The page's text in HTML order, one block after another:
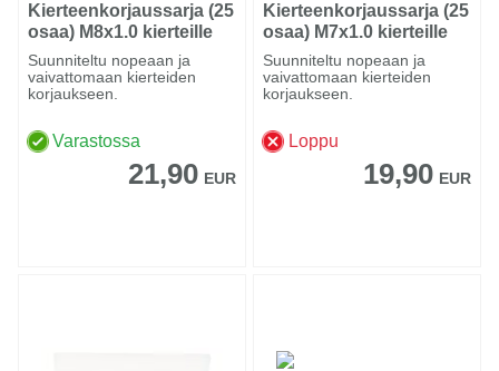
Kierteenkorjaussarja (25
osaa) M8x1.0 kierteille
Suunniteltu nopeaan ja
vaivattomaan kierteiden
korjaukseen.
Varastossa
21,90 EUR
Kierteenkorjaussarja (25
osaa) M7x1.0 kierteille
Suunniteltu nopeaan ja
vaivattomaan kierteiden
korjaukseen.
Loppu
19,90 EUR